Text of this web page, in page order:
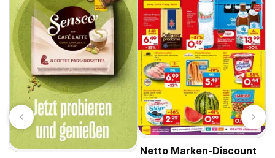
Netto Marken-Discount